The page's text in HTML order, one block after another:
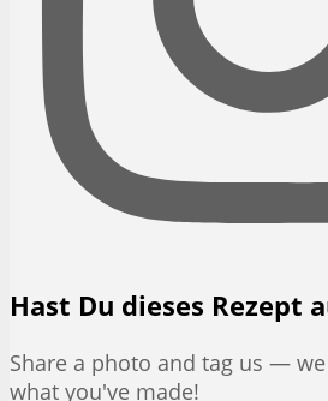
Hast Du dieses Rezept
Share a photo and tag us —
what you've made!